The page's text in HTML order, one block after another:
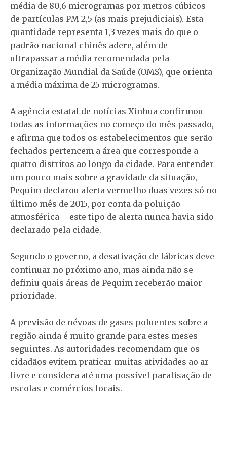
média de 80,6 microgramas por metros cúbicos
de partículas PM 2,5 (as mais prejudiciais). Esta
quantidade representa 1,3 vezes mais do que o
padrão nacional chinês adere, além de
ultrapassar a média recomendada pela
Organização Mundial da Saúde (OMS), que orienta
a média máxima de 25 microgramas.
A agência estatal de notícias Xinhua confirmou
todas as informações no começo do mês passado,
e afirma que todos os estabelecimentos que serão
fechados pertencem a área que corresponde a
quatro distritos ao longo da cidade. Para entender
um pouco mais sobre a gravidade da situação,
Pequim declarou alerta vermelho duas vezes só no
último mês de 2015, por conta da poluição
atmosférica – este tipo de alerta nunca havia sido
declarado pela cidade.
Segundo o governo, a desativação de fábricas deve
continuar no próximo ano, mas ainda não se
definiu quais áreas de Pequim receberão maior
prioridade.
A previsão de névoas de gases poluentes sobre a
região ainda é muito grande para estes meses
seguintes. As autoridades recomendam que os
cidadãos evitem praticar muitas atividades ao ar
livre e considera até uma possível paralisação de
escolas e comércios locais.